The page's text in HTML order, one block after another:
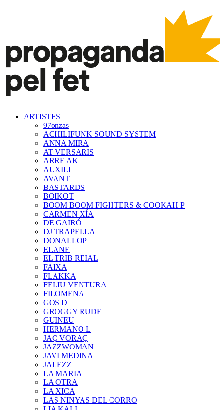
ARTISTES
97onzas
ACHILIFUNK SOUND SYSTEM
ANNA MIRA
AT VERSARIS
ARRE AK
AUXILI
AVANT
BASTARDS
BOIKOT
BOOM BOOM FIGHTERS & COOKAH P
CARMEN XÍA
DE GAIRÓ
DJ TRAPELLA
DONALLOP
ELANE
EL TRIB REIAL
FAIXA
FLAKKA
FELIU VENTURA
FILOMENA
GOS D
GROGGY RUDE
GUINEU
HERMANO L
JAÇ VORAÇ
JAZZWOMAN
JAVI MEDINA
JALEZZ
LA MARIA
LA OTRA
LA XICA
LAS NINYAS DEL CORRO